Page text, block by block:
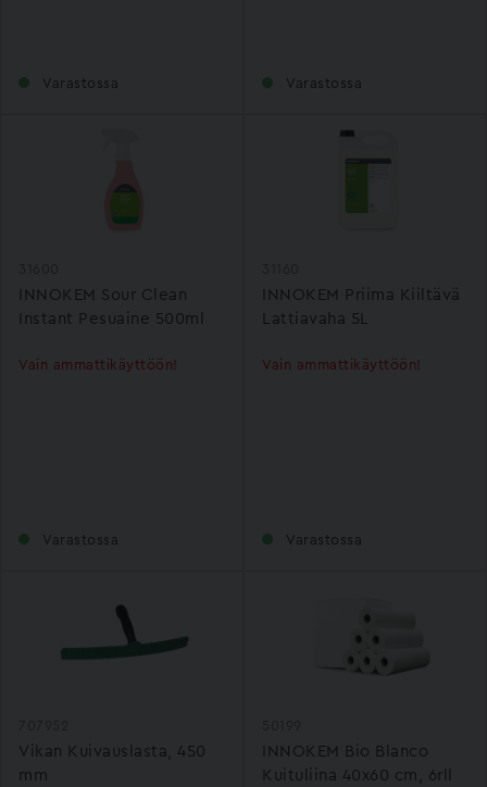
Varastossa Varastossa
INNOKEM Sour Clean
Instant Pesuaine 500ml
Varastossa
Vain ammattikäyttöön!
INNOKEM Priima Kiiltävä
Lattiavaha 5L
Varastossa
Vain ammattikäyttöön!
Vikan Kuivauslasta, 450
mm
INNOKEM Bio Blanco
Kuituliina 40x60 cm, 6rll